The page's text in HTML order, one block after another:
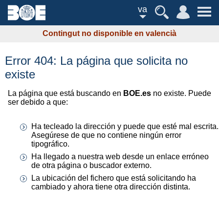
va
Contingut no disponible en valencià
Error 404: La página que solicita no
existe
La página que está buscando en BOE.es no existe. Puede
ser debido a que:
Ha tecleado la dirección y puede que esté mal escrita.
Asegúrese de que no contiene ningún error
tipográfico.
Ha llegado a nuestra web desde un enlace erróneo
de otra página o buscador externo.
La ubicación del fichero que está solicitando ha
cambiado y ahora tiene otra dirección distinta.